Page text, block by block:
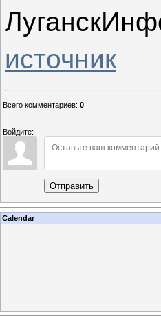
источник
Всего комментариев: 0
Войдите:
Отправить
Calendar